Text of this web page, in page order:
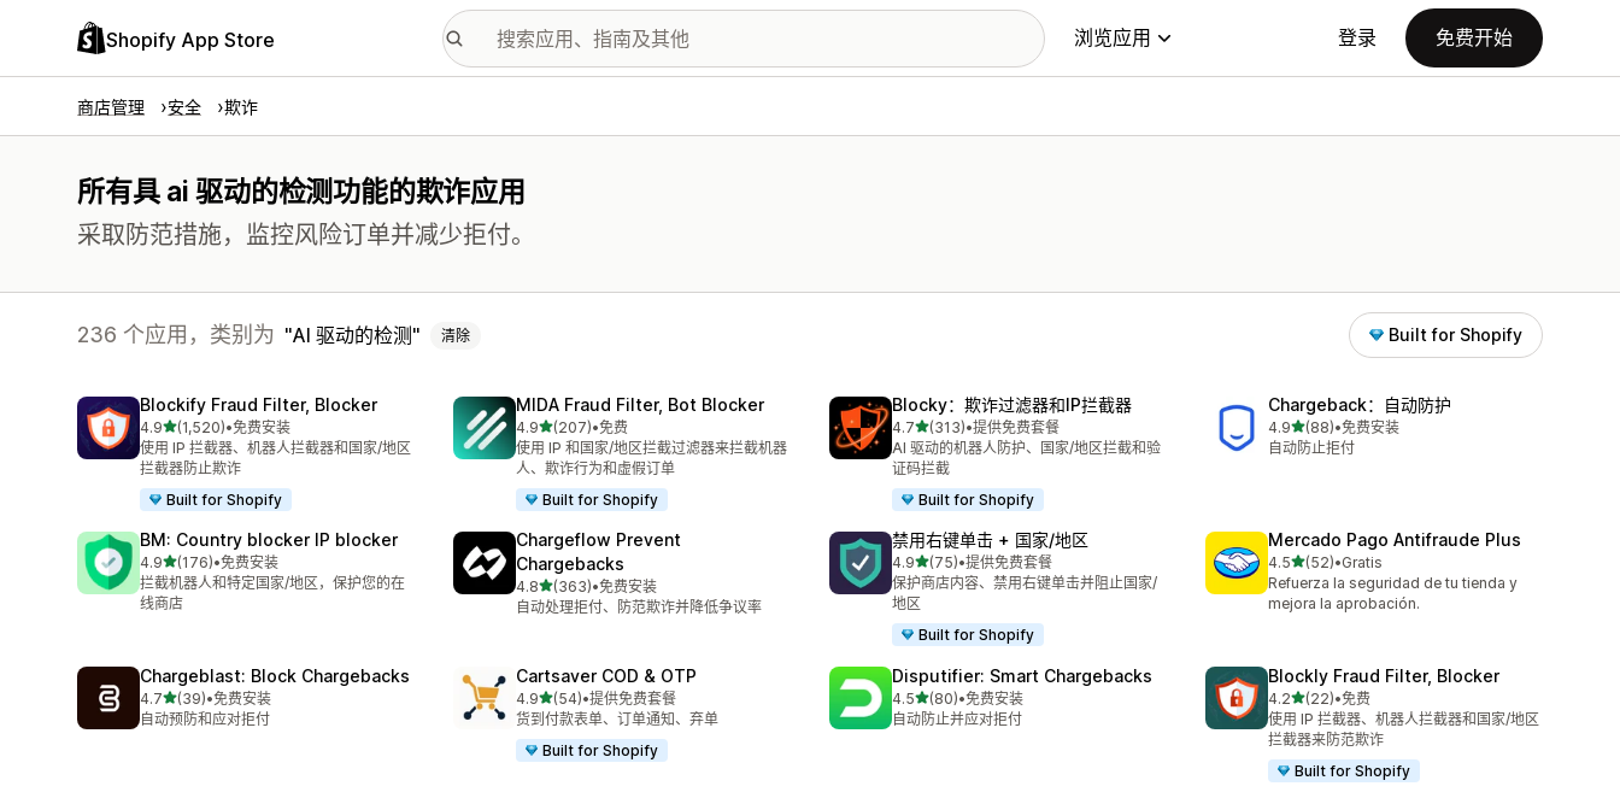
Shopify App Store 浏览应用 登录 免费开始
商店管理 安全 欺诈
所有具 ai 驱动的检测功能的欺诈应用
采取防范措施，监控风险订单并减少拒付。
236 个应用，类别为 AI 驱动的检测 清除 Built for Shopify
Blockify Fraud Filter, Blocker
4.9星（满分 5 星）
(1,520)
总共 1520 条评论
•免费安装
使用 IP 拦截器、机器人拦截器和国家/地区
拦截器防止欺诈
Built for Shopify
MIDA Fraud Filter, Bot Blocker
4.9星（满分 5 星）
(207)
总共 207 条评论
•免费
使用 IP 和国家/地区拦截过滤器来拦截机器
人、欺诈行为和虚假订单
Built for Shopify
Blocky：欺诈过滤器和IP拦截器
4.7星（满分 5 星）
(313)
总共 313 条评论
•提供免费套餐
AI 驱动的机器人防护、国家/地区拦截和验
证码拦截
Built for Shopify
Chargeback：自动防护
4.9星（满分 5 星）
(88)
总共 88 条评论
•免费安装
自动防止拒付
BM: Country blocker IP blocker
4.9星（满分 5 星）
(176)
总共 176 条评论
•免费安装
拦截机器人和特定国家/地区，保护您的在
线商店
Chargeflow Prevent
Chargebacks
4.8星（满分 5 星）
(363)
总共 363 条评论
•免费安装
自动处理拒付、防范欺诈并降低争议率
禁用右键单击 + 国家/地区
4.9星（满分 5 星）
(75)
总共 75 条评论
•提供免费套餐
保护商店内容、禁用右键单击并阻止国家/
地区
Built for Shopify
Mercado Pago Antifraude Plus
4.5星（满分 5 星）
(52)
总共 52 条评论
•Gratis
Refuerza la seguridad de tu tienda y
mejora la aprobación.
Chargeblast: Block Chargebacks
4.7星（满分 5 星）
(39)
总共 39 条评论
•免费安装
自动预防和应对拒付
Cartsaver COD & OTP
4.9星（满分 5 星）
(54)
总共 54 条评论
•提供免费套餐
货到付款表单、订单通知、弃单
Built for Shopify
Disputifier: Smart Chargebacks
4.5星（满分 5 星）
(80)
总共 80 条评论
•免费安装
自动防止并应对拒付
Blockly Fraud Filter, Blocker
4.2星（满分 5 星）
(22)
总共 22 条评论
•免费
使用 IP 拦截器、机器人拦截器和国家/地区
拦截器来防范欺诈
Built for Shopify